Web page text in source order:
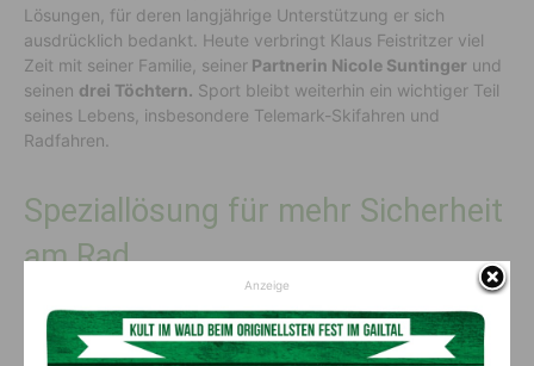
Lösungen, für deren langjährige Unterstützung er sich
ausdrücklich bedankt. Heute verbringt Klaus Feistritzer viel
Zeit mit seiner Familie, seiner Partnerin Nicole Suntinger und
seinen drei Töchtern. Sport bleibt weiterhin ein wichtiger Teil
seines Lebens, insbesondere Telemark-Skifahren und
Radfahren.
Speziallösung für mehr Sicherheit
am Rad
Um ihm künftig wieder sichere Fahrten mit demMountainbike
und Rennradzu ermöglichen, entschieden sichRadlwolf und
Anzeige